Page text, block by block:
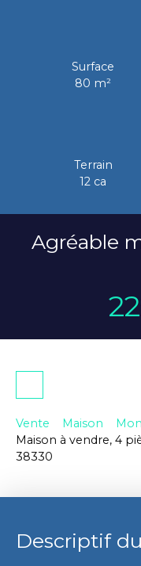
Surface
80 m²
Terrain
12 ca
Agréable
Vente Maison
Maison à vendre, 4
38330
Descriptif